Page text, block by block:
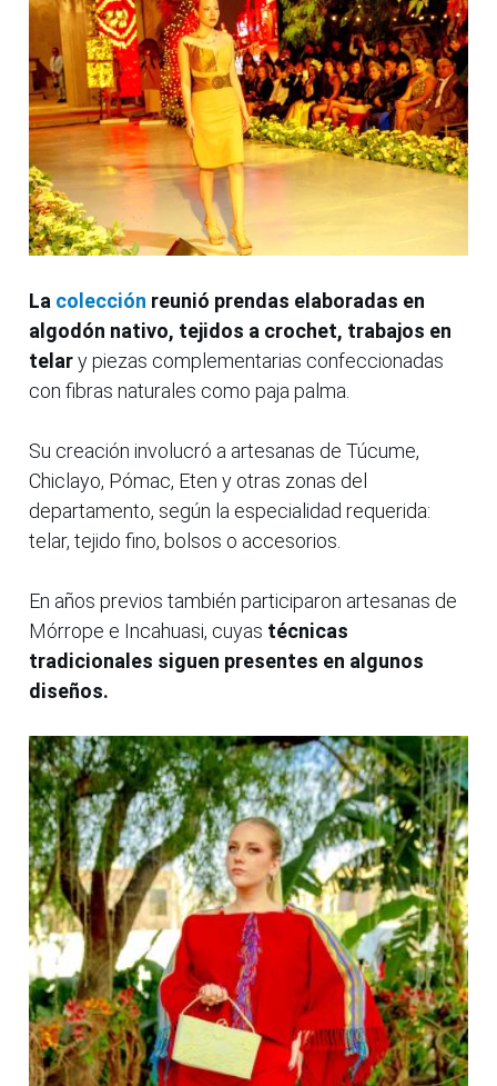
La colección reunió prendas elaboradas en
algodón nativo, tejidos a crochet, trabajos en
telary piezas complementarias confeccionadas
con fibras naturales como paja palma.
Su creación involucró a artesanas de Túcume,
Chiclayo, Pómac, Eten y otras zonas del
departamento, según la especialidad requerida:
telar, tejido fino, bolsos o accesorios.
En años previos también participaron artesanas de
Mórrope e Incahuasi, cuyas técnicas
tradicionales siguen presentes en algunos
diseños.